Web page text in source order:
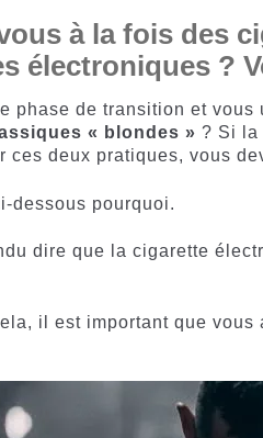
à la fois des
électroniques ?
phase de transition et
« blondes » ? Si la
ces deux pratiques, vous
dessous pourquoi.
dire que la cigarette
il est important que